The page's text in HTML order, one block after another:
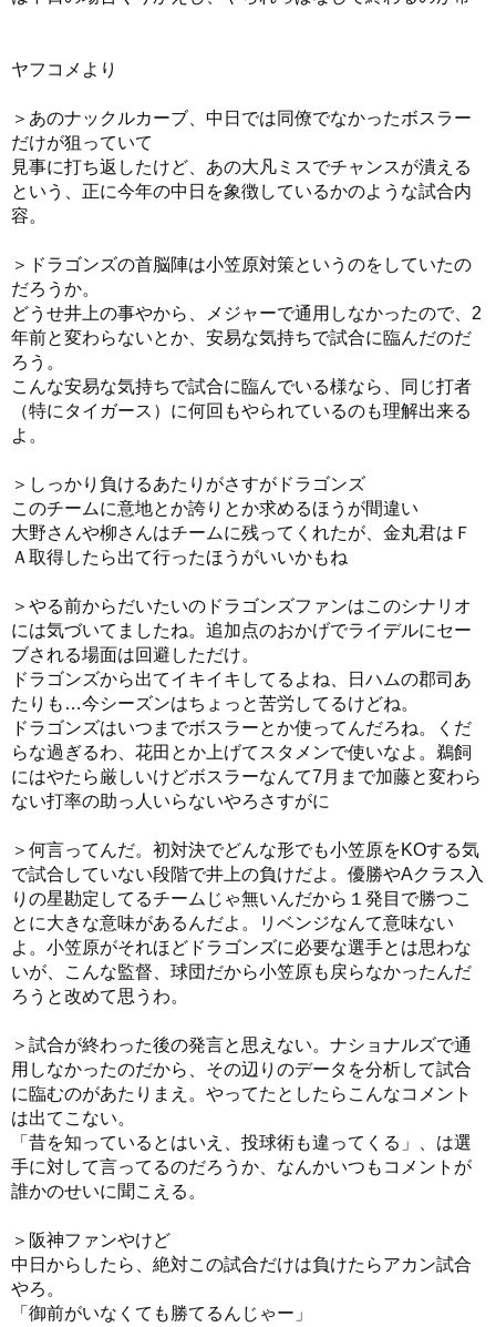
ヤフコメより
＞あのナックルカーブ、中日では同僚でなかったボスラー
だけが狙っていて
見事に打ち返したけど、あの大凡ミスでチャンスが潰える
という、正に今年の中日を象徴しているかのような試合内
容。
＞ドラゴンズの首脳陣は小笠原対策というのをしていたの
だろうか。
どうせ井上の事やから、メジャーで通用しなかったので、2
年前と変わらないとか、安易な気持ちで試合に臨んだのだ
ろう。
こんな安易な気持ちで試合に臨んでいる様なら、同じ打者
（特にタイガース）に何回もやられているのも理解出来る
よ。
＞しっかり負けるあたりがさすがドラゴンズ
このチームに意地とか誇りとか求めるほうが間違い
大野さんや柳さんはチームに残ってくれたが、金丸君はＦ
Ａ取得したら出て行ったほうがいいかもね
＞やる前からだいたいのドラゴンズファンはこのシナリオ
には気づいてましたね。追加点のおかげでライデルにセー
ブされる場面は回避しただけ。
ドラゴンズから出てイキイキしてるよね、日ハムの郡司あ
たりも…今シーズンはちょっと苦労してるけどね。
ドラゴンズはいつまでボスラーとか使ってんだろね。くだ
らな過ぎるわ、花田とか上げてスタメンで使いなよ。鵜飼
にはやたら厳しいけどボスラーなんて7月まで加藤と変わら
ない打率の助っ人いらないやろさすがに
＞何言ってんだ。初対決でどんな形でも小笠原をKOする気
で試合していない段階で井上の負けだよ。優勝やAクラス入
りの星勘定してるチームじゃ無いんだから１発目で勝つこ
とに大きな意味があるんだよ。リベンジなんて意味ない
よ。小笠原がそれほどドラゴンズに必要な選手とは思わな
いが、こんな監督、球団だから小笠原も戻らなかったんだ
ろうと改めて思うわ。
＞試合が終わった後の発言と思えない。ナショナルズで通
用しなかったのだから、その辺りのデータを分析して試合
に臨むのがあたりまえ。やってたとしたらこんなコメント
は出てこない。
「昔を知っているとはいえ、投球術も違ってくる」、は選
手に対して言ってるのだろうか、なんかいつもコメントが
誰かのせいに聞こえる。
＞阪神ファンやけど
中日からしたら、絶対この試合だけは負けたらアカン試合
やろ。
「御前がいなくても勝てるんじゃー」